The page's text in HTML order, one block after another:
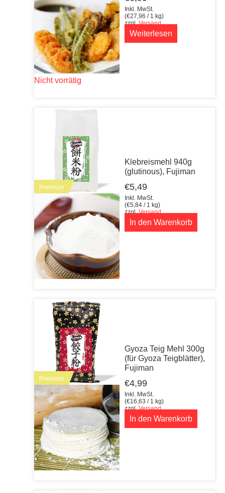
Nicht vorrätig
Inkl. MwSt.
(€27,96 / 1 kg)
zzgl.Versand
Weiterlesen
Premium
Klebreismehl 940g
(glutinous), Fujiman
€5,49
Inkl. MwSt.
(€5,84 / 1 kg)
zzgl.Versand
In den Warenkorb
Premium
Gyoza Teig Mehl 300g
(für Gyoza Teigblätter),
Fujiman
€4,99
Inkl. MwSt.
(€16,63 / 1 kg)
zzgl.Versand
In den Warenkorb